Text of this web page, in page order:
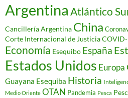
Argentina Atlántico
Cancillería Argentina China
Corte Internacional de Justicia
Economía Esequibo España
Estados Unidos Europa
Guayana Esequiba Historia
Medio Oriente OTAN Pandemia Pesca